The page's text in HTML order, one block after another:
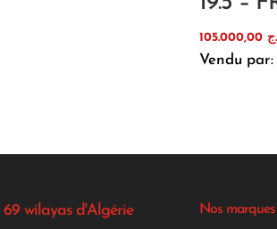
Vendu
69 wilayas d'Algérie Nos marques